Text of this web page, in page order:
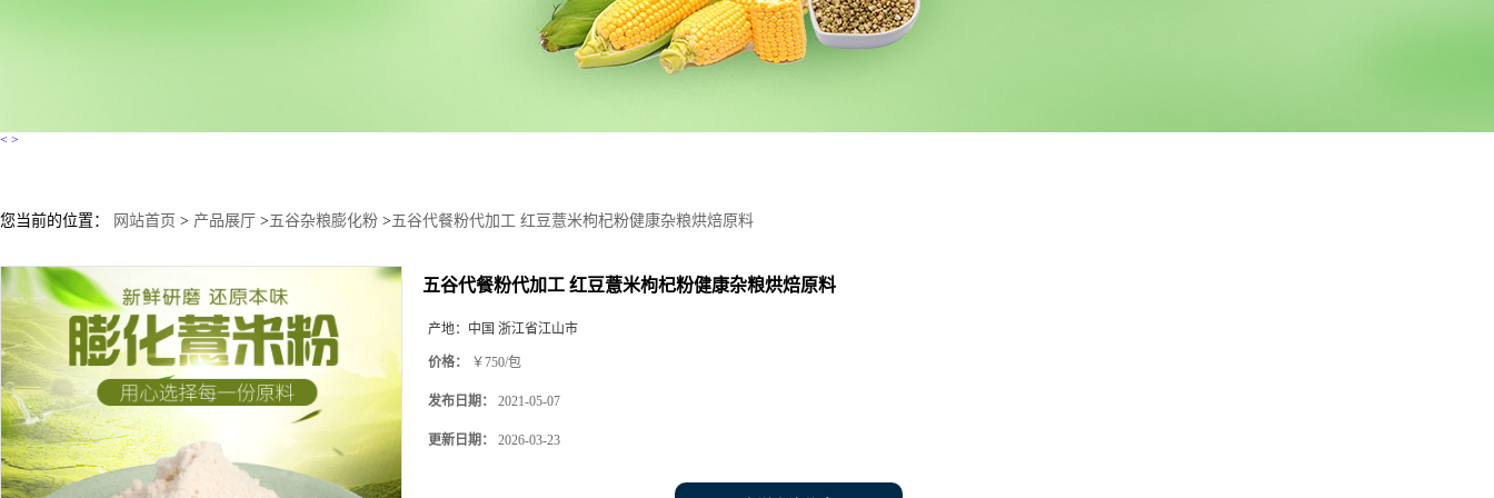
< >
您当前的位置： 网站首页 > 产品展厅 >五谷杂粮膨化粉 >五谷代餐粉代加工 红豆薏米枸杞粉健康杂粮烘焙原料
五谷代餐粉代加工 红豆薏米枸杞粉健康杂粮烘焙原料
产地： 中国 浙江省江山市
价格： ￥750/包
发布日期： 2021-05-07
更新日期： 2026-03-23